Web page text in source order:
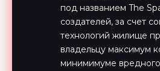
под названием The
создателей, за счет
технологий жилище
владельцу максимум
минимимуме